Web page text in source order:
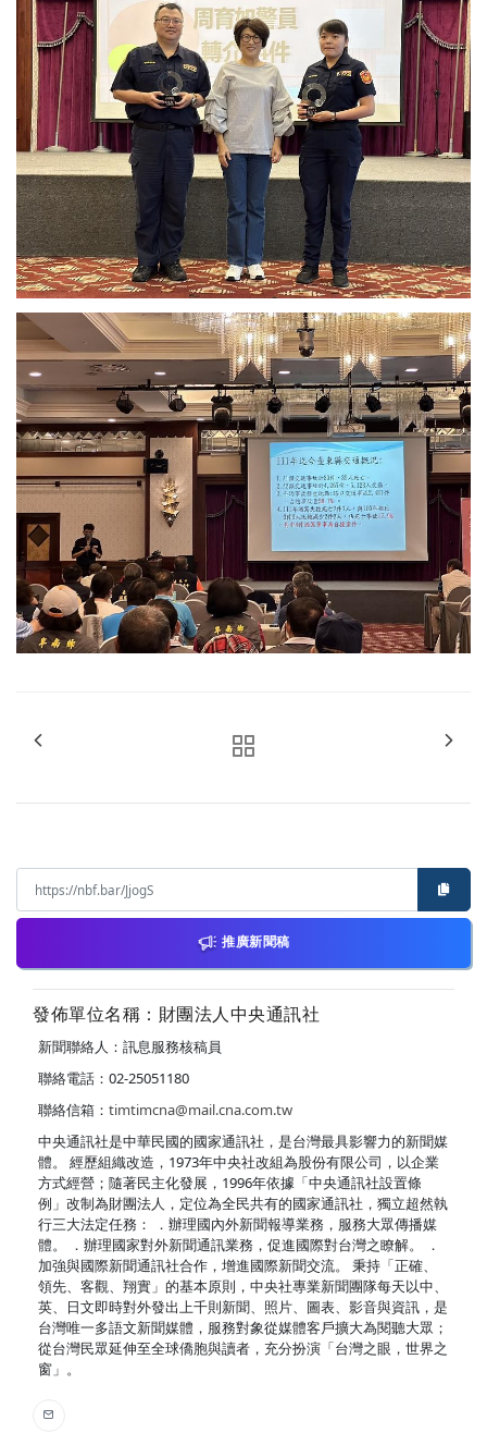
推廣新聞稿
發佈單位名稱：財團法人中央通訊社
新聞聯絡人：訊息服務核稿員
聯絡電話：02-25051180
聯絡信箱： timtimcna@mail.cna.com.tw
中央通訊社是中華民國的國家通訊社，是台灣最具影響力的新聞媒
體。 經歷組織改造，1973年中央社改組為股份有限公司，以企業
方式經營；隨著民主化發展，1996年依據「中央通訊社設置條
例」改制為財團法人，定位為全民共有的國家通訊社，獨立超然執
行三大法定任務： ．辦理國內外新聞報導業務，服務大眾傳播媒
體。 ．辦理國家對外新聞通訊業務，促進國際對台灣之瞭解。 ．
加強與國際新聞通訊社合作，增進國際新聞交流。 秉持「正確、
領先、客觀、翔實」的基本原則，中央社專業新聞團隊每天以中、
英、日文即時對外發出上千則新聞、照片、圖表、影音與資訊，是
台灣唯一多語文新聞媒體，服務對象從媒體客戶擴大為閱聽大眾；
從台灣民眾延伸至全球僑胞與讀者，充分扮演「台灣之眼，世界之
窗」。